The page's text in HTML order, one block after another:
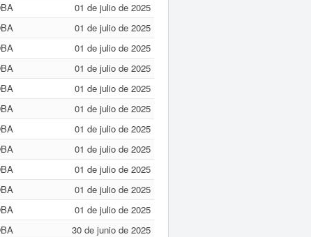
01 de julio de 2025
01 de julio de 2025
01 de julio de 2025
01 de julio de 2025
01 de julio de 2025
01 de julio de 2025
01 de julio de 2025
01 de julio de 2025
01 de julio de 2025
01 de julio de 2025
01 de julio de 2025
30 de junio de 2025